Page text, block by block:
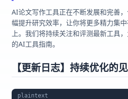
AI论文写作工具正在不断发展和完善
幅提升研究效率，让你将更多精力集
上。我们将持续关注和评测最新工具
的AI工具指南。
【更新日志】持续优化的
plaintext